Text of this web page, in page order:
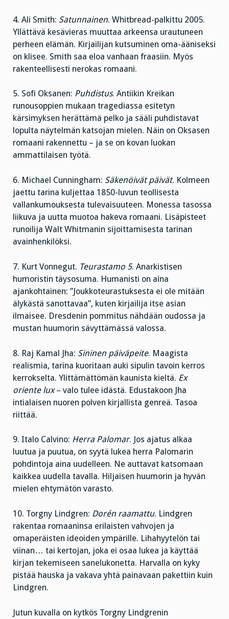
4. Ali Smith: Satunnainen. Whitbread-palkittu 2005.
Yllättävä kesävieras muuttaa arkeensa urautuneen
perheen elämän. Kirjailijan kutsuminen oma-ääniseksi
on klisee. Smith saa eloa vanhaan fraasiin. Myös
rakenteellisesti nerokas romaani.
5. Sofi Oksanen: Puhdistus. Antiikin Kreikan
runousoppien mukaan tragediassa esitetyn
kärsimyksen herättämä pelko ja sääli puhdistavat
lopulta näytelmän katsojan mielen. Näin on Oksasen
romaani rakennettu – ja se on kovan luokan
ammattilaisen työtä.
6. Michael Cunningham: Säkenöivät päivät. Kolmeen
jaettu tarina kuljettaa 1850-luvun teollisesta
vallankumouksesta tulevaisuuteen. Monessa tasossa
liikuva ja uutta muotoa hakeva romaani. Lisäpisteet
runoilija Walt Whitmanin sijoittamisesta tarinan
avainhenkilöksi.
7. Kurt Vonnegut. Teurastamo 5. Anarkistisen
humoristin täysosuma. Humanisti on aina
ajankohtainen: ”Joukkoteurastuksesta ei ole mitään
älykästä sanottavaa”, kuten kirjailija itse asian
ilmaisee. Dresdenin pommitus nähdään oudossa ja
mustan huumorin sävyttämässä valossa.
8. Raj Kamal Jha: Sininen päiväpeite. Maagista
realismia, tarina kuoritaan auki sipulin tavoin kerros
kerrokselta. Ylittämättömän kaunista kieltä. Ex
oriente lux– valo tulee idästä. Edustakoon Jha
intialaisen nuoren polven kirjallista genreä. Tasoa
riittää.
9. Italo Calvino: Herra Palomar. Jos ajatus alkaa
luutua ja puutua, on syytä lukea herra Palomarin
pohdintoja aina uudelleen. Ne auttavat katsomaan
kaikkea uudella tavalla. Hiljaisen huumorin ja hyvän
mielen ehtymätön varasto.
10. Torgny Lindgren: Dorén raamattu. Lindgren
rakentaa romaaninsa erilaisten vahvojen ja
omaperäisten ideoiden ympärille. Lihahyytelön tai
viinan… tai kertojan, joka ei osaa lukea ja käyttää
kirjan tekemiseen sanelukonetta. Harvalla on kyky
pistää hauska ja vakava yhtä painavaan pakettiin kuin
Lindgren.
Jutun kuvalla on kytkös Torgny Lindgrenin